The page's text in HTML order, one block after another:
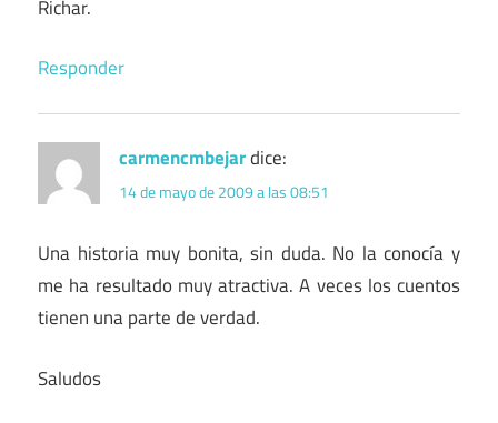
Richar.
Responder
carmencmbejardice:
14 de mayo de 2009 a las 08:51
Una historia muy bonita, sin duda. No la conocía y
me ha resultado muy atractiva. A veces los cuentos
tienen una parte de verdad.
Saludos